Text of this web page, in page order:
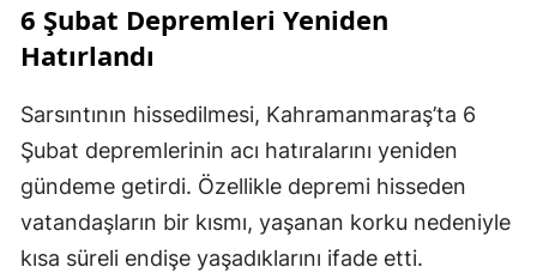
6 Şubat Depremleri Yeniden
Hatırlandı
Sarsıntının hissedilmesi, Kahramanmaraş’ta 6
Şubat depremlerinin acı hatıralarını yeniden
gündeme getirdi. Özellikle depremi hisseden
vatandaşların bir kısmı, yaşanan korku nedeniyle
kısa süreli endişe yaşadıklarını ifade etti.